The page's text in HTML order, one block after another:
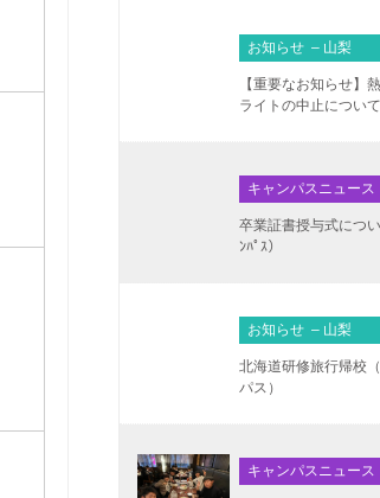
お知らせ – 山梨
【重要なお知らせ】
ライトの中止について
キャンパスニュース
卒業証書授与式につ
ﾝﾊﾟｽ）
お知らせ – 山梨
北海道研修旅行帰校
パス）
キャンパスニュース